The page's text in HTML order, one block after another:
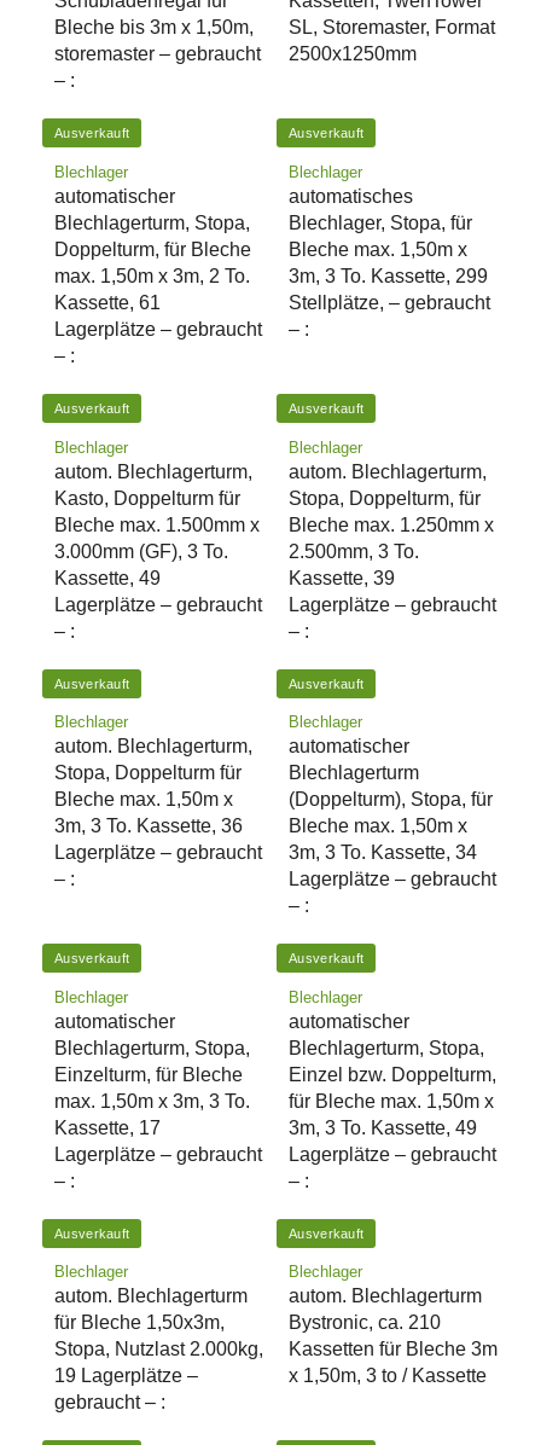
Bleche bis 3m x 1,50m,
storemaster – gebraucht
– :
SL, Storemaster, Format
2500x1250mm
Ausverkauft
Blechlager
automatischer
Blechlagerturm, Stopa,
Doppelturm, für Bleche
max. 1,50m x 3m, 2 To.
Kassette, 61
Lagerplätze – gebraucht
– :
Ausverkauft
Blechlager
automatisches
Blechlager, Stopa, für
Bleche max. 1,50m x
3m, 3 To. Kassette, 299
Stellplätze, – gebraucht
– :
Ausverkauft
Blechlager
autom. Blechlagerturm,
Kasto, Doppelturm für
Bleche max. 1.500mm x
3.000mm (GF), 3 To.
Kassette, 49
Lagerplätze – gebraucht
– :
Ausverkauft
Blechlager
autom. Blechlagerturm,
Stopa, Doppelturm, für
Bleche max. 1.250mm x
2.500mm, 3 To.
Kassette, 39
Lagerplätze – gebraucht
– :
Ausverkauft
Blechlager
autom. Blechlagerturm,
Stopa, Doppelturm für
Bleche max. 1,50m x
3m, 3 To. Kassette, 36
Lagerplätze – gebraucht
– :
Ausverkauft
Blechlager
automatischer
Blechlagerturm
(Doppelturm), Stopa, für
Bleche max. 1,50m x
3m, 3 To. Kassette, 34
Lagerplätze – gebraucht
– :
Ausverkauft
Blechlager
automatischer
Blechlagerturm, Stopa,
Einzelturm, für Bleche
max. 1,50m x 3m, 3 To.
Kassette, 17
Lagerplätze – gebraucht
– :
Ausverkauft
Blechlager
automatischer
Blechlagerturm, Stopa,
Einzel bzw. Doppelturm,
für Bleche max. 1,50m x
3m, 3 To. Kassette, 49
Lagerplätze – gebraucht
– :
Ausverkauft
Blechlager
autom. Blechlagerturm
für Bleche 1,50x3m,
Stopa, Nutzlast 2.000kg,
19 Lagerplätze –
gebraucht – :
Ausverkauft
Blechlager
autom. Blechlagerturm
Bystronic, ca. 210
Kassetten für Bleche 3m
x 1,50m, 3 to / Kassette